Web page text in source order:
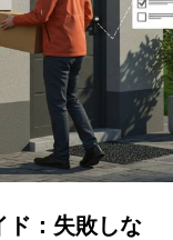
ド：失敗しな